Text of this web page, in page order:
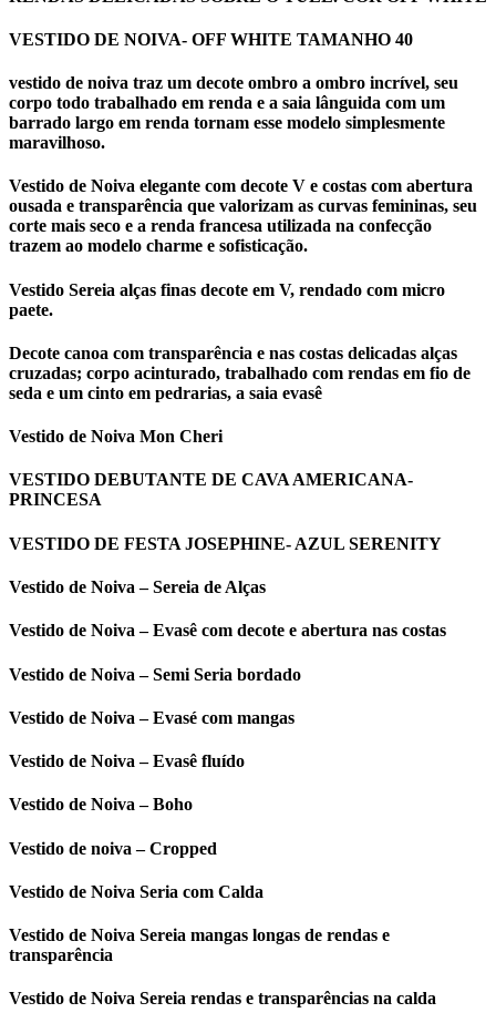
VESTIDO DE NOIVA- OFF WHITE TAMANHO 40
vestido de noiva traz um decote ombro a ombro incrível, seu
corpo todo trabalhado em renda e a saia lânguida com um
barrado largo em renda tornam esse modelo simplesmente
maravilhoso.
Vestido de Noiva elegante com decote V e costas com abertura
ousada e transparência que valorizam as curvas femininas, seu
corte mais seco e a renda francesa utilizada na confecção
trazem ao modelo charme e sofisticação.
Vestido Sereia alças finas decote em V, rendado com micro
paete.
Decote canoa com transparência e nas costas delicadas alças
cruzadas; corpo acinturado, trabalhado com rendas em fio de
seda e um cinto em pedrarias, a saia evasê
Vestido de Noiva Mon Cheri
VESTIDO DEBUTANTE DE CAVA AMERICANA-
PRINCESA
VESTIDO DE FESTA JOSEPHINE- AZUL SERENITY
Vestido de Noiva – Sereia de Alças
Vestido de Noiva – Evasê com decote e abertura nas costas
Vestido de Noiva – Semi Seria bordado
Vestido de Noiva – Evasé com mangas
Vestido de Noiva – Evasê fluído
Vestido de Noiva – Boho
Vestido de noiva – Cropped
Vestido de Noiva Seria com Calda
Vestido de Noiva Sereia mangas longas de rendas e
transparência
Vestido de Noiva Sereia rendas e transparências na calda